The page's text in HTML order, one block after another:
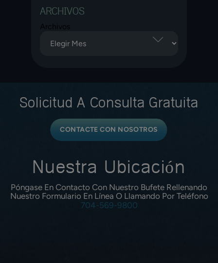
ARCHIVOS
Archivos
Solicitud A Consulta Gratuita
CONTACTE CON NOSOTROS
Póngase En Contacto Con Nuestro Bufete Rellenando
Nuestro Formulario En Línea O Llamando Por Teléfono
704-569-9800
Nuestra Ubicación